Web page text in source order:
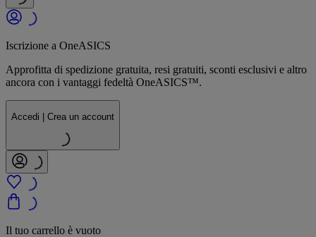
Iscrizione a OneASICS
Approfitta di spedizione gratuita, resi gratuiti, sconti esclusivi e altro
ancora con i vantaggi fedeltà OneASICS™.
Accedi | Crea un account
Il tuo carrello è vuoto